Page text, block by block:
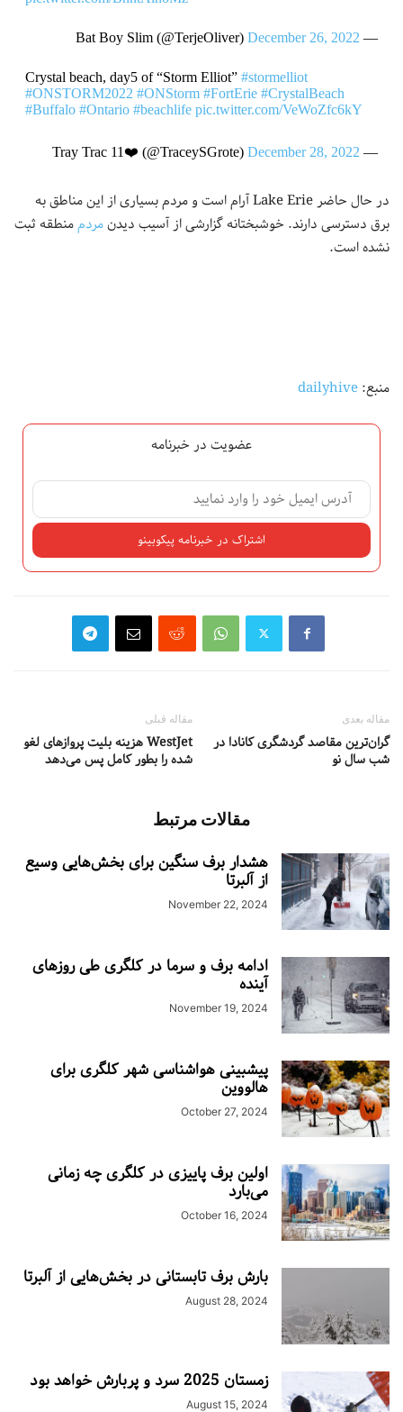
— Bat Boy Slim (@TerjeOliver)
December 26, 2022
Crystal beach, day5 of “Storm Elliot” #stormelliot
#ONSTORM2022 #ONStorm #FortErie #CrystalBeach
#Buffalo #Ontario #beachlife pic.twitter.com/VeWoZfc6kY
— Tray Trac 11❤️ (@TraceySGrote)
December 28, 2022
در حال حاضر Lake Erie آرام است و مردم بسیاری از این مناطق به
برق دسترسی دارند. خوشبختانه گزارشی از آسیب دیدنمردممنطقه ثبت
نشده است.
منبع:dailyhive
عضویت در خبرنامه
مقاله قبلی
WestJet هزینه بلیت پروازهای لغو
شده را بطور کامل پس می‌دهد
مقاله بعدی
گران‌ترین مقاصد گردشگری کانادا در
شب سال نو
مقالات مرتبط
هشدار برف سنگین برای بخش‌هایی وسیع
از آلبرتا
November 22, 2024
ادامه برف و سرما در کلگری طی روزهای
آینده
November 19, 2024
پیشبینی هواشناسی شهر کلگری برای
هالووین
October 27, 2024
اولین برف پاییزی در کلگری چه زمانی
می‌بارد
October 16, 2024
بارش برف تابستانی در بخش‌هایی از آلبرتا
August 28, 2024
زمستان 2025 سرد و پربارش خواهد بود
August 15, 2024